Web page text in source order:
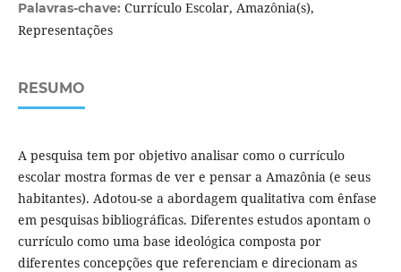
Palavras-chave: Currículo Escolar, Amazônia(s),
Representações
RESUMO
A pesquisa tem por objetivo analisar como o currículo
escolar mostra formas de ver e pensar a Amazônia (e seus
habitantes). Adotou-se a abordagem qualitativa com ênfase
em pesquisas bibliográficas. Diferentes estudos apontam o
currículo como uma base ideológica composta por
diferentes concepções que referenciam e direcionam as